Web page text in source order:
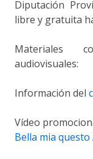
Diputación
libre y gratuita
Materiales
audiovisuales:
Información del
Vídeo
Bella mia